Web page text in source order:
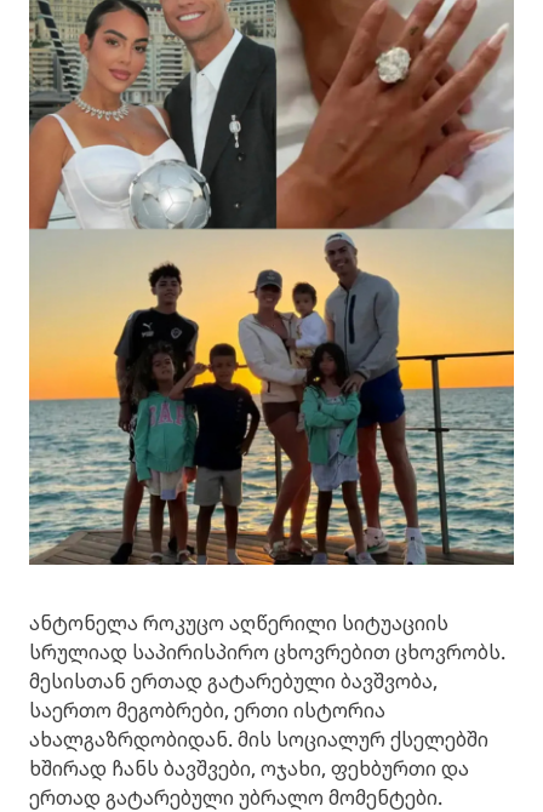
ანტონელა როკუცო აღწერილი სიტუაციის
სრულიად საპირისპირო ცხოვრებით ცხოვრობს.
მესისთან ერთად გატარებული ბავშვობა,
საერთო მეგობრები, ერთი ისტორია
ახალგაზრდობიდან. მის სოციალურ ქსელებში
ხშირად ჩანს ბავშვები, ოჯახი, ფეხბურთი და
ერთად გატარებული უბრალო მომენტები.